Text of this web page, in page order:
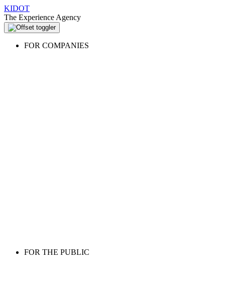
KIDOT
The Experience Agency
FOR COMPANIES
FOR THE PUBLIC